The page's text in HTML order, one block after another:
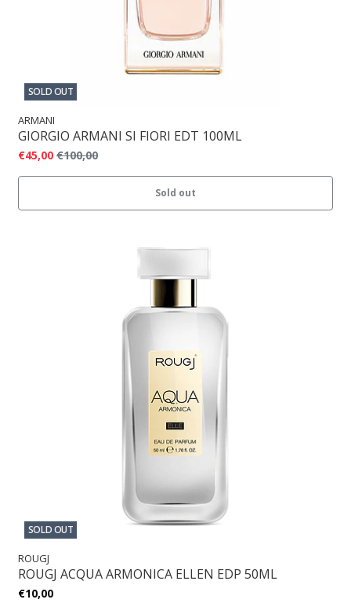
SOLD OUT
ARMANI
GIORGIO ARMANI SI FIORI EDT 100ML
€45,00 €100,00
Sold out
SOLD OUT
ROUGJ
ROUGJ ACQUA ARMONICA ELLEN EDP 50ML
€10,00